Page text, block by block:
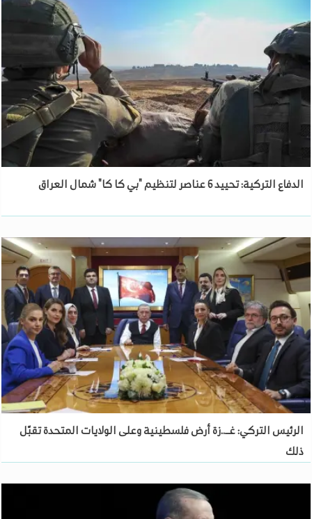
الدفاع التركية: تحييد 6 عناصر لتنظيم "بي كا كا" شمال العراق
الرئيس التركي: غــ..زة أرض فلسطينية وعلى الولايات المتحدة تقبّل
ذلك